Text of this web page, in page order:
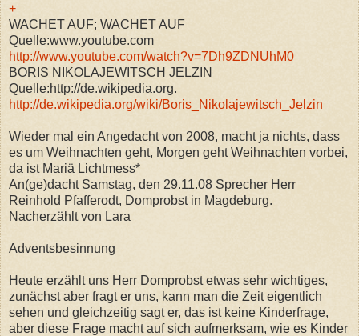
+
WACHET AUF; WACHET AUF
Quelle:www.youtube.com
http://www.youtube.com/watch?v=7Dh9ZDNUhM0
BORIS NIKOLAJEWITSCH JELZIN
Quelle:http://de.wikipedia.org.
http://de.wikipedia.org/wiki/Boris_Nikolajewitsch_Jelzin
Wieder mal ein Angedacht von 2008, macht ja nichts, dass
es um Weihnachten geht, Morgen geht Weihnachten vorbei,
da ist Mariä Lichtmess*
An(ge)dacht Samstag, den 29.11.08 Sprecher Herr
Reinhold Pfafferodt, Domprobst in Magdeburg.
Nacherzählt von Lara
Adventsbesinnung
Heute erzählt uns Herr Domprobst etwas sehr wichtiges,
zunächst aber fragt er uns, kann man die Zeit eigentlich
sehen und gleichzeitig sagt er, das ist keine Kinderfrage,
aber diese Frage macht auf sich aufmerksam, wie es Kinder